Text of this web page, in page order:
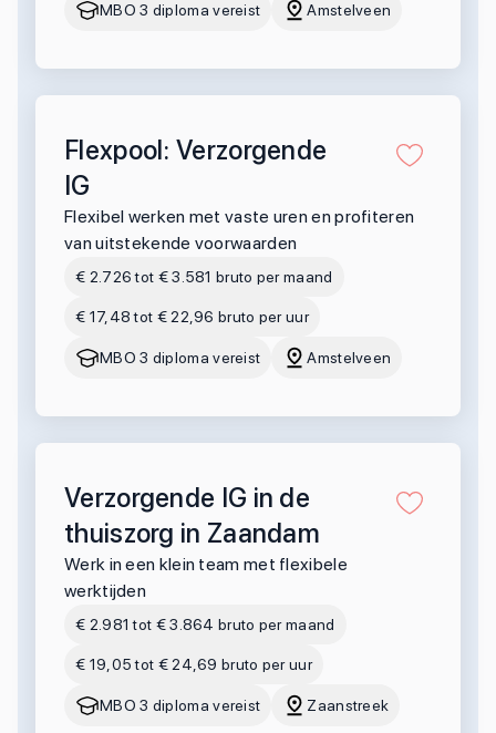
MBO 3 diploma vereist Amstelveen
Flexpool: Verzorgende
IG
Flexibel werken met vaste uren en profiteren
van uitstekende voorwaarden
€ 2.726 tot € 3.581 bruto per maand
€ 17,48 tot € 22,96 bruto per uur
MBO 3 diploma vereist Amstelveen
Verzorgende IG in de
thuiszorg in Zaandam
Werk in een klein team met flexibele
werktijden
€ 2.981 tot € 3.864 bruto per maand
€ 19,05 tot € 24,69 bruto per uur
MBO 3 diploma vereist Zaanstreek